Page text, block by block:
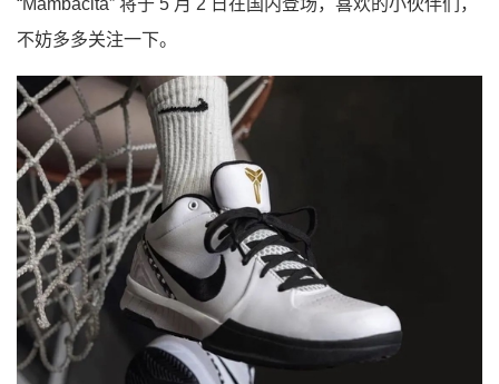
“Mambacita” 将于 5 月 2 日在国内登场，喜欢的小伙伴们，
不妨多多关注一下。